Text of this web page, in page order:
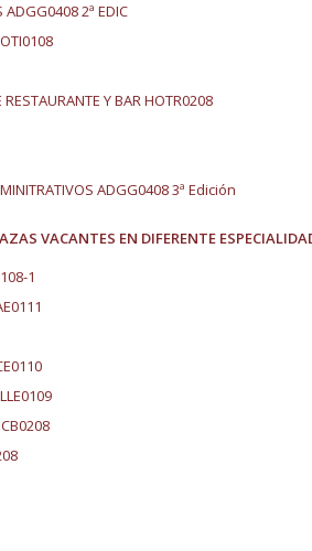
ADGG0408 2ª EDIC
Y BARHOTR0208
ADGG0408 3ª Edición
VACANTES EN DIFERENTE
1